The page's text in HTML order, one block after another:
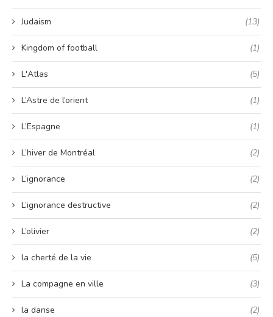
Judaism (13)
Kingdom of football (1)
L'Atlas (5)
L’Astre de l’orient (1)
L’Espagne (1)
L’hiver de Montréal (2)
L’ignorance (2)
L’ignorance destructive (2)
L’olivier (2)
la cherté de la vie (5)
La compagne en ville (3)
la danse (2)